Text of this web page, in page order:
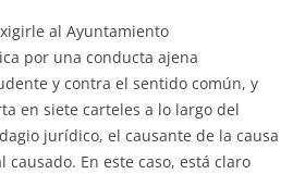
al Ayuntamiento
por una conducta ajena
y contra el sentido común, y
en siete carteles a lo largo del
jurídico, el causante de la causa
causado. En este caso, está claro